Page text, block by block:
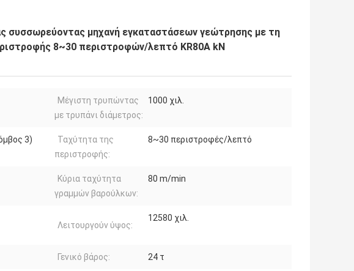
συσσωρεύοντας μηχανή εγκαταστάσεων γεώτρησης με τη
8~30 περιστροφών/λεπτό KR80A kN
Μέγιστη τρυπώντας
με τρυπάνι διάμετρος:
1000 χιλ.
3)
Ταχύτητα της
περιστροφής:
8~30 περιστροφές/λεπτό
Κύρια ταχύτητα
γραμμών βαρούλκων:
80 m/min
Λειτουργούν ύψος:
12580 χιλ.
Γενικό βάρος: 24 τ